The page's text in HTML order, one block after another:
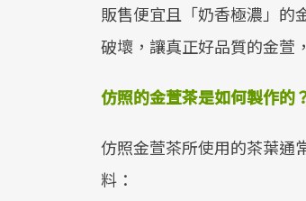
販售便宜且「奶香極濃」的
破壞，讓真正好品質的金萱
仿照的金萱茶是如何製作的
仿照金萱茶所使用的茶葉通
料：